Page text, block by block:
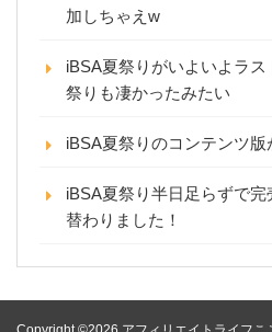
加しちゃえw
iBSA夏祭りがいよいよラ
祭りも凄かったみたい
iBSA夏祭りのコンテンツ
iBSA夏祭り半日足らずで
替わりました！